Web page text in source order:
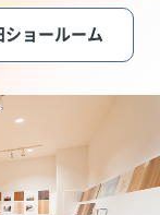
ョールーム